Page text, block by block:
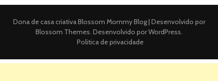
Dona de casa criativaBlossom Mommy Blog | Desenvolvido por
Blossom Themes. Desenvolvido porWordPress.
Politica de privacidade